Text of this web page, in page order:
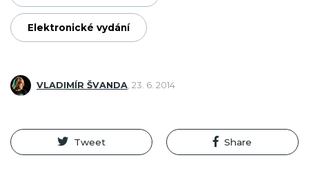
Elektronické vydání
VLADIMÍR ŠVANDA, 23. 6. 2014
Tweet Share